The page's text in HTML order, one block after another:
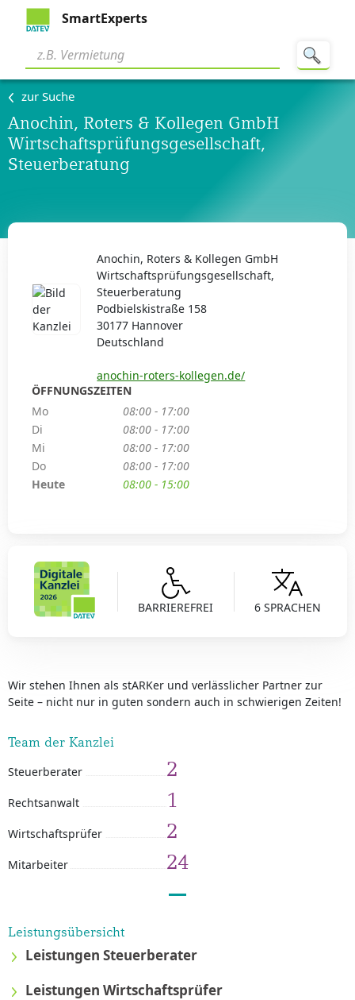
SmartExperts
zur Suche
Anochin, Roters & Kollegen GmbH
Wirtschaftsprüfungsgesellschaft,
Steuerberatung
BARRIEREFREI 6 SPRACHEN
Wir stehen Ihnen als stARKer und verlässlicher Partner zur
Seite – nicht nur in guten sondern auch in schwierigen Zeiten!
Team der Kanzlei
Steuerberater 2
Rechtsanwalt 1
Wirtschaftsprüfer 2
Mitarbeiter 24
Leistungsübersicht
Leistungen Steuerberater
Leistungen Wirtschaftsprüfer
Anochin, Roters & Kollegen GmbH
Wirtschaftsprüfungsgesellschaft,
Steuerberatung
Podbielskistraße 158
30177 Hannover
Deutschland
anochin-roters-kollegen.de/
ÖFFNUNGSZEITEN
Mo
08:00 - 17:00
Di
08:00 - 17:00
Mi
08:00 - 17:00
Do
08:00 - 17:00
Heute
08:00 - 15:00